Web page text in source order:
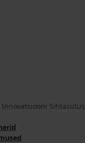
Sihtasutus